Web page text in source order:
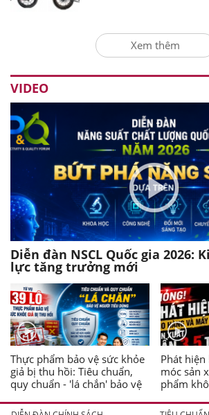
Xem thêm
VIDEO
Diễn đàn NSCL Quốc gia 2026:
lực tăng trưởng mới
Thực phẩm bảo vệ sức khỏe
giả bị thu hồi: Tiêu chuẩn,
quy chuẩn - 'lá chắn' bảo vệ
Phát
móc sản
phẩm